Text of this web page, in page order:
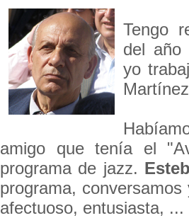
Tengo
del año
yo
amigo que tenía el
programa de jazz.
programa,
afectuoso, entusiasta, ...